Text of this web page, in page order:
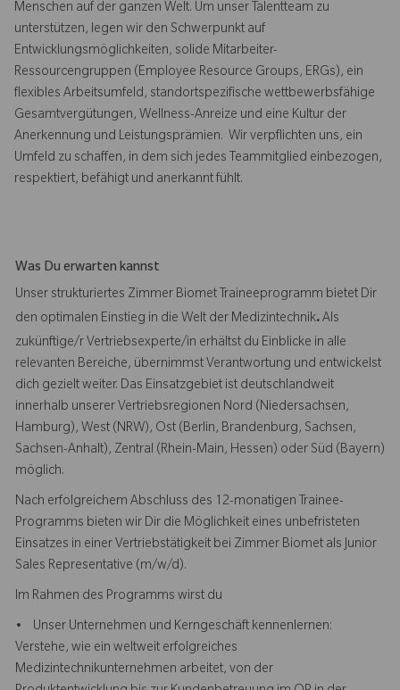
Menschen auf der ganzen Welt. Um unser Talentteam zu
unterstützen, legen wir den Schwerpunkt auf
Entwicklungsmöglichkeiten, solide Mitarbeiter-
Ressourcengruppen (Employee Resource Groups, ERGs), ein
flexibles Arbeitsumfeld, standortspezifische wettbewerbsfähige
Gesamtvergütungen, Wellness-Anreize und eine Kultur der
Anerkennung und Leistungsprämien. Wir verpflichten uns, ein
Umfeld zu schaffen, in dem sich jedes Teammitglied einbezogen,
respektiert, befähigt und anerkannt fühlt.
Was Du erwarten kannst
Unser strukturiertes Zimmer Biomet Traineeprogramm bietet Dir
den optimalen Einstieg in die Welt der Medizintechnik.Als
zukünftige/r Vertriebsexperte/in erhältst du Einblicke in alle
relevanten Bereiche, übernimmst Verantwortung und entwickelst
dich gezielt weiter. Das Einsatzgebiet ist deutschlandweit
innerhalb unserer Vertriebsregionen Nord (Niedersachsen,
Hamburg), West (NRW), Ost (Berlin, Brandenburg, Sachsen,
Sachsen-Anhalt), Zentral (Rhein-Main, Hessen) oder Süd (Bayern)
möglich.
Nach erfolgreichem Abschluss des 12-monatigen Trainee-
Programms bieten wir Dir die Möglichkeit eines unbefristeten
Einsatzes in einer Vertriebstätigkeit bei Zimmer Biomet als Junior
Sales Representative (m/w/d).
Im Rahmen des Programms wirst du
• Unser Unternehmen und Kerngeschäft kennenlernen:
Verstehe, wie ein weltweit erfolgreiches
Medizintechnikunternehmen arbeitet, von der